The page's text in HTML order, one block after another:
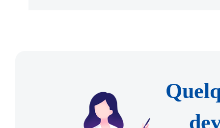
6. La copie du certificat
municipal de la
Zhongguancun